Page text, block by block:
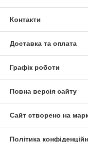
Контакти
Доставка та оплата
Графік роботи
Повна версія сайту
Сайт створено на
Політика